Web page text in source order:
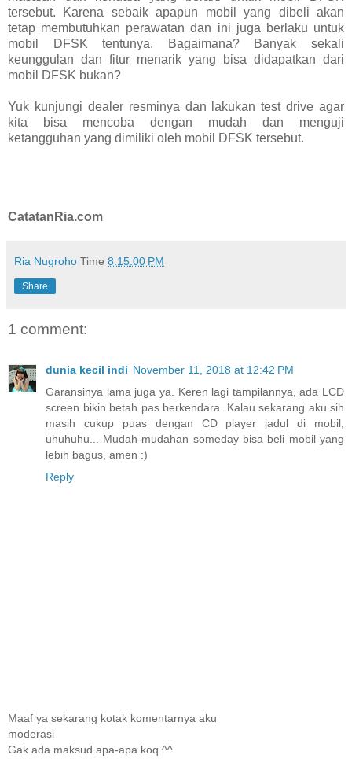
tersebut. Karena sebaik apapun mobil yang dibeli akan
tetap membutuhkan perawatan dan ini juga berlaku untuk
mobil DFSK tentunya. Bagaimana? Banyak sekali
keunggulan dan fitur menarik yang bisa didapatkan dari
mobil DFSK bukan?
Yuk kunjungi dealer resminya dan lakukan test drive agar
kita bisa mencoba dengan mudah dan menguji
ketangguhan yang dimiliki oleh mobil DFSK tersebut.
CatatanRia.com
Ria Nugroho Time 8:15:00 PM
Share
1 comment:
dunia kecil indi November 11, 2018 at 12:42 PM
Garansinya lama juga ya. Keren lagi tampilannya, ada LCD
screen bikin betah pas berkendara. Kalau sekarang aku sih
masih cukup puas dengan CD player jadul di mobil,
uhuhuhu... Mudah-mudahan someday bisa beli mobil yang
lebih bagus, amen :)
Reply
Maaf ya sekarang kotak komentarnya aku
moderasi
Gak ada maksud apa-apa koq ^^